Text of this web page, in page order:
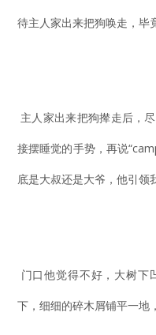
待主人家出来把狗唤走，毕
主人家出来把狗撵走后，
接摆睡觉的手势，再说
底是大叔还是大爷，他引领
门口他觉得不好，大树下
下，细细的碎木屑铺平一地